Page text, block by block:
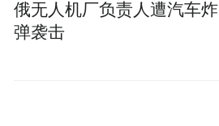
俄无人机厂负责人遭汽车炸
弹袭击